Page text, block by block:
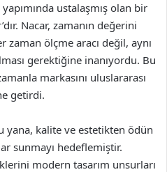
ustalaşmış olan bir
Nacar, zamanın değerini
zaman ölçme aracı değil, aynı
gerektiğine inanıyordu. Bu
markasını uluslararası
getirdi.
yana, kalite ve estetikten ödün
sunmayı hedeflemiştir.
modern tasarım unsurları